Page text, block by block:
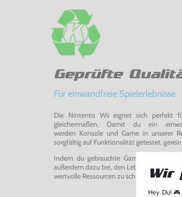
Geprüfte
Für einwandfreie Spielerlebnisse
Die Nintento Wii eignet sich perfekt
gleichermaßen. Damit du ein
werden Konsole und Game in unserer
sorgfältig auf Funktionalität getestet,
Indem du gebrauchte Games und
außerdem dazu bei, den Lebenszyklus
wertvolle Ressourcen zu schonen und
Hey Du! 🎮